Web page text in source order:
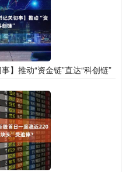
】推动“资金链”直达“科创链”